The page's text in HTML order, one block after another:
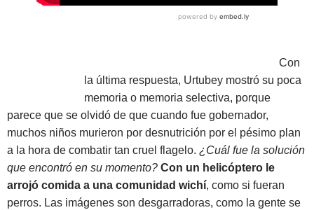
Con
la última respuesta, Urtubey mostró su poca
memoria o memoria selectiva, porque
parece que se olvidó de que cuando fue gobernador,
muchos niños murieron por desnutrición por el pésimo plan
a la hora de combatir tan cruel flagelo. ¿Cuál fue la solución
que encontró en su momento? Con un helicóptero le
arrojó comida a una comunidad wichí, como si fueran
perros. Las imágenes son desgarradoras, como la gente se